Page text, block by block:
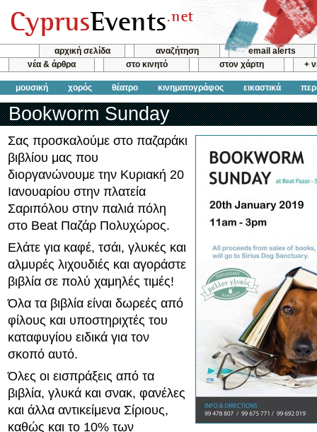
αρχική σελίδα αναζήτηση
email alerts
νέα & άρθρα
στο κινητό στον χάρτη +
μουσική χορός θέατρο κινηματογράφος εικαστικά
Bookworm Sunday
Σας προσκαλούμε στο παζαράκι
βιβλίου μας που
διοργανώνουμε την Κυριακή 20
Ιανουαρίου στην πλατεία
Σαριπόλου στην παλιά πόλη
στο Beat Παζάρ Πολυχώρος.
Ελάτε για καφέ, τσάι, γλυκές και
αλμυρές λιχουδιές και αγοράστε
βιβλία σε πολύ χαμηλές τιμές!
Όλα τα βιβλία είναι δωρεές από
φίλους και υποστηριχτές του
καταφυγίου ειδικά για τον
σκοπό αυτό.
Όλες οι εισπράξεις από τα
βιβλία, γλυκά και σνακ, φανέλες
και άλλα αντικείμενα Σίριους,
καθώς και το 10% των